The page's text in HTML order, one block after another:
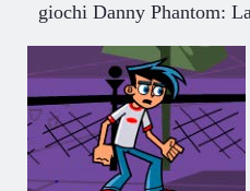
giochi Danny Phantom: